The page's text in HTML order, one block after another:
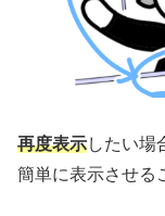
再度表示したい場
簡単に表示させる